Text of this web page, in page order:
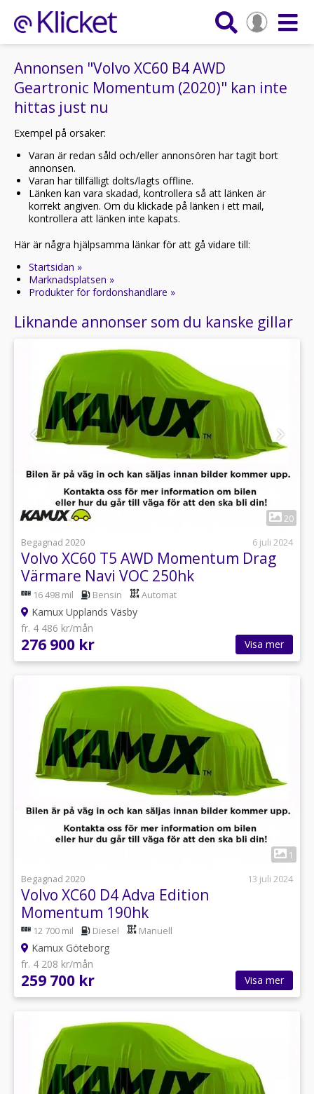
Annonsen "Volvo XC60 B4 AWD
Geartronic Momentum (2020)" kan inte
hittas just nu
Exempel på orsaker:
Varan är redan såld och/eller annonsören har tagit bort
annonsen.
Varan har tillfälligt dolts/lagts offline.
Länken kan vara skadad, kontrollera så att länken är
korrekt angiven. Om du klickade på länken i ett mail,
kontrollera att länken inte kapats.
Här är några hjälpsamma länkar för att gå vidare till:
Startsidan »
Marknadsplatsen »
Produkter för fordonshandlare »
Liknande annonser som du kanske gillar
20
Begagnad 2020
6 juli 2024
Volvo XC60 T5 AWD Momentum Drag
Värmare Navi VOC 250hk
16 498 mil Bensin Automat
Kamux Upplands Väsby
fr. 4 486 kr/mån
276 900 kr Visa mer
1
Begagnad 2020
13 juli 2024
Volvo XC60 D4 Adva Edition
Momentum 190hk
12 700 mil Diesel Manuell
Kamux Göteborg
fr. 4 208 kr/mån
259 700 kr Visa mer